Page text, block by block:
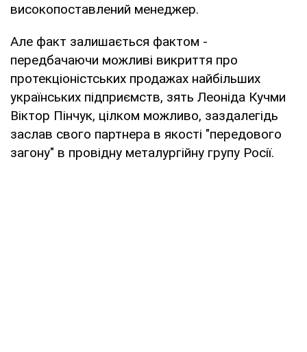
високопоставлений менеджер.
Але факт залишається фактом -
передбачаючи можливі викриття про
протекціоністських продажах найбільших
українських підприємств, зять Леоніда Кучми
Віктор Пінчук, цілком можливо, заздалегідь
заслав свого партнера в якості "передового
загону" в провідну металургійну групу Росії.